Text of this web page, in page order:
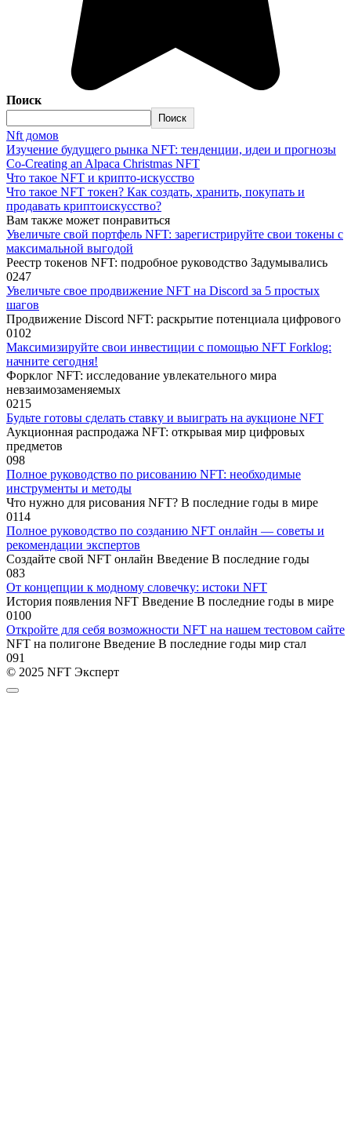
Поиск
Поиск
Nft домов
Изучение будущего рынка NFT: тенденции, идеи и прогнозы
Co-Creating an Alpaca Christmas NFT
Что такое NFT и крипто-искусство
Что такое NFT токен? Как создать, хранить, покупать и
продавать криптоискусство?
Вам также может понравиться
Увеличьте свой портфель NFT: зарегистрируйте свои токены с
максимальной выгодой
Реестр токенов NFT: подробное руководство Задумывались
0247
Увеличьте свое продвижение NFT на Discord за 5 простых
шагов
Продвижение Discord NFT: раскрытие потенциала цифрового
0102
Максимизируйте свои инвестиции с помощью NFT Forklog:
начните сегодня!
Форклог NFT: исследование увлекательного мира
невзаимозаменяемых
0215
Будьте готовы сделать ставку и выиграть на аукционе NFT
Аукционная распродажа NFT: открывая мир цифровых
предметов
098
Полное руководство по рисованию NFT: необходимые
инструменты и методы
Что нужно для рисования NFT? В последние годы в мире
0114
Полное руководство по созданию NFT онлайн — советы и
рекомендации экспертов
Создайте свой NFT онлайн Введение В последние годы
083
От концепции к модному словечку: истоки NFT
История появления NFT Введение В последние годы в мире
0100
Откройте для себя возможности NFT на нашем тестовом сайте
NFT на полигоне Введение В последние годы мир стал
091
© 2025 NFT Эксперт